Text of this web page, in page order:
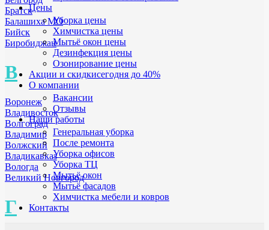
Братск
Балашиха МО
Бийск
Биробиджан
В
Воронеж
Владивосток
Волгоград
Владимир
Волжский
Владикавказ
Вологда
Великий Новгород
Г
Цены
Уборка цены
Химчистка цены
Мытьё окон цены
Дезинфекция цены
Озонирование цены
Акции и скидкисегодня до 40%
О компании
Вакансии
Отзывы
Наши работы
Генеральная уборка
После ремонта
Уборка офисов
Уборка ТЦ
Мытьё окон
Мытьё фасадов
Химчистка мебели и ковров
Контакты